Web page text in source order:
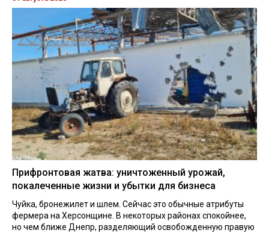
Прифронтовая жатва: уничтоженный урожай,
покалеченные жизни и убытки для бизнеса
Чуйка, бронежилет и шлем. Сейчас это обычные атрибуты
фермера на Херсонщине. В некоторых районах спокойнее,
но чем ближе Днепр, разделяющий освобожденную правую